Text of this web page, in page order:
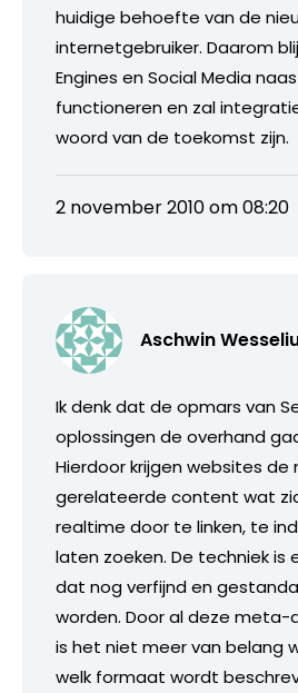
huidige behoefte van de
internetgebruiker. Daarom
Engines en Social Media
functioneren en zal
woord van de toekomst zijn.
2 november 2010 om 08:20
Aschwin
Ik denk dat de opmars van
oplossingen de overhand
Hierdoor krijgen websites de
gerelateerde content wat
realtime door te linken, te
laten zoeken. De techniek is
dat nog verfijnd en
worden. Door al deze
is het niet meer van belang
welk formaat wordt